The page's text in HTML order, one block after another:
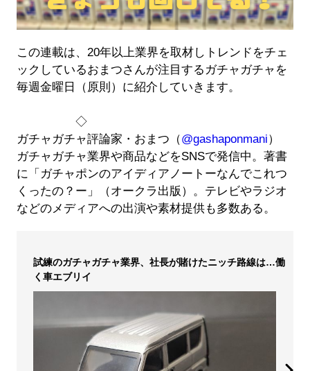
この連載は、20年以上業界を取材しトレンドをチェ
ックしているおまつさんが注目するガチャガチャを
毎週金曜日（原則）に紹介していきます。
◇
ガチャガチャ評論家・おまつ（@gashaponmani）
ガチャガチャ業界や商品などをSNSで発信中。著書
に「ガチャポンのアイディアノートーなんでこれつ
くったの？ー」（オークラ出版）。テレビやラジオ
などのメディアへの出演や素材提供も多数ある。
試練のガチャガチャ業界、社長が賭けたニッチ路線は…働
く車エブリイ